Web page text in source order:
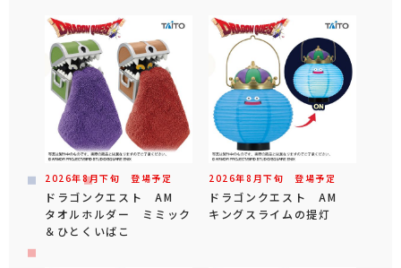
2026年8月下旬 登場予定
ドラゴンクエスト AM
タオルホルダー ミミック
＆ひとくいばこ
2026年8 月下旬 登場予定
ドラゴンクエスト AM
キングスライムの提灯